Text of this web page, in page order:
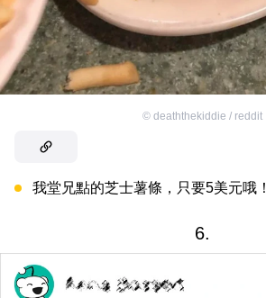
© deaththekiddie / reddit
我堂兄點的芝士薯條，只要5美元哦！
6.